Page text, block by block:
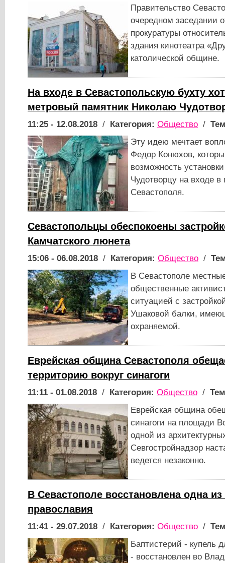
Правительство
очередном заседании
прокуратуры
здания кинотеатра
католической общине.
На входе в Севастопольскую бухту
метровый памятник Николаю
11:25 - 12.08.2018 / Категория: Общество /
Эту идею мечтает
Федор Конюхов,
возможность
Чудотворцу на входе в
Севастополя.
Севастопольцы обеспокоены
Камчатского люнета
15:06 - 06.08.2018 / Категория: Общество /
В Севастополе
общественные
ситуацией с
Ушаковой балки,
охраняемой.
Еврейская община Севастополя
территорию вокруг синагоги
11:11 - 01.08.2018 / Категория: Общество /
Еврейская община
синагоги на площади
одной из
Севгостройнадзор
ведется незаконно.
В Севастополе восстановлена одна
православия
11:41 - 29.07.2018 / Категория: Общество /
Баптистерий - купель
- восстановлен во